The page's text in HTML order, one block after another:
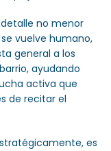
no menor
vuelve humano,
general a los
ayudando
activa que
de recitar el
es